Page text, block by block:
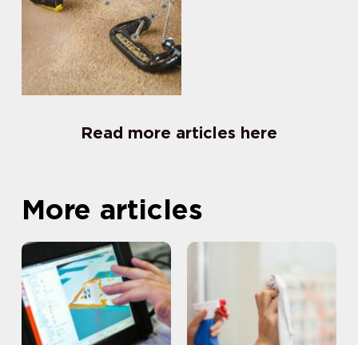
Read more articles here
More articles